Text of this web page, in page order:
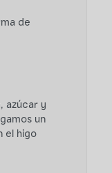
de
azúcar y
un
el higo